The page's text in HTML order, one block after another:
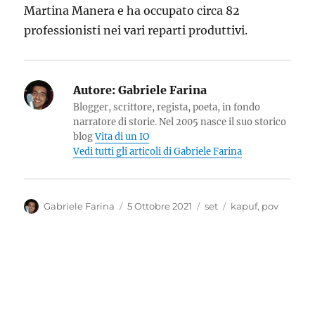
Martina Manera e ha occupato circa 82
professionisti nei vari reparti produttivi.
Autore: Gabriele Farina
Blogger, scrittore, regista, poeta, in fondo
narratore di storie. Nel 2005 nasce il suo storico
blogVita di un IO
Vedi tutti gli articoli di Gabriele Farina
Autore
Gabriele Farina
Pubblicato
5 Ottobre 2021 Categorie
set Tag
kapuf, pov